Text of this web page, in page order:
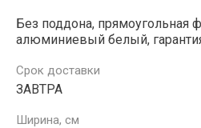
Без поддона, прямоугольная
алюминиевый белый,
Срок доставки
ЗАВТРА
Ширина, см